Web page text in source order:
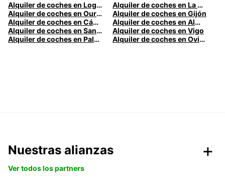
Alquiler de coches en Logroño
Alquiler de coches en La Coruña
Alquiler de coches en Ourense
Alquiler de coches en Gijón
Alquiler de coches en Cádiz
Alquiler de coches en Almería
Alquiler de coches en Santander
Alquiler de coches en Vigo
Alquiler de coches en Palma
Alquiler de coches en Oviedo
Nuestras alianzas
Ver todos los partners